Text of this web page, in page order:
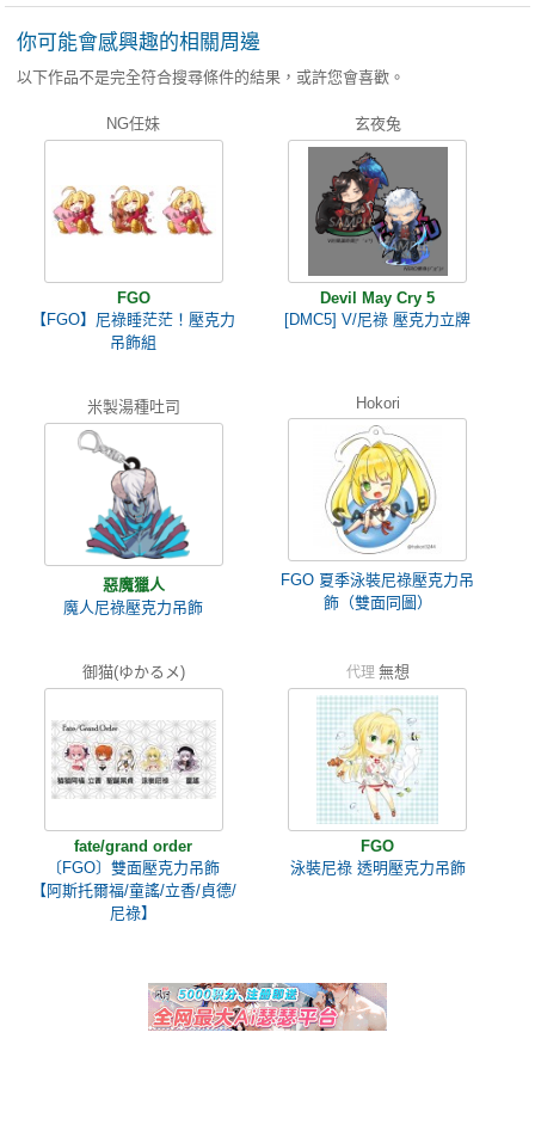
你可能會感興趣的相關周邊
以下作品不是完全符合搜尋條件的結果，或許您會喜歡。
NG任妹
FGO
【FGO】尼祿睡茫茫！壓克力
吊飾組
玄夜兔
Devil May Cry 5
[DMC5] V/尼祿 壓克力立牌
米製湯種吐司
惡魔獵人
魔人尼祿壓克力吊飾
Hokori
FGO 夏季泳裝尼祿壓克力吊
飾（雙面同圖）
御猫(ゆかるメ)
fate/grand order
〔FGO〕雙面壓克力吊飾
【阿斯托爾福/童謠/立香/貞德/
尼祿】
代理 無想
FGO
泳裝尼祿 透明壓克力吊飾